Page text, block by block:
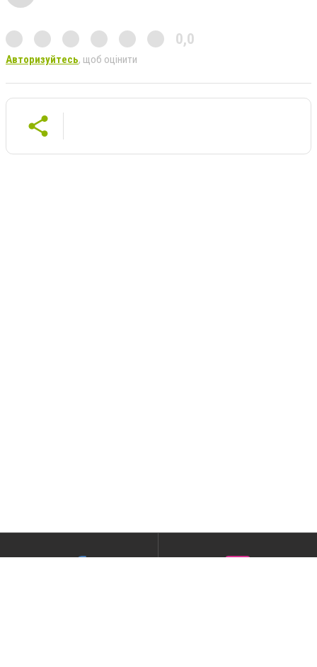
0,0
Авторизуйтесь, щоб оцінити